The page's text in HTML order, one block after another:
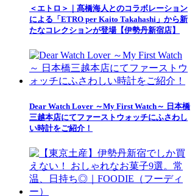
＜エトロ＞｜髙橋海人とのコラボレーション
による「ETRO per Kaito Takahashi」から新
たなコレクションが登場【伊勢丹新宿店】
Dear Watch Lover ～My First Watch～ 日本橋
三越本店にてファーストウォッチにふさわし
い時計をご紹介！